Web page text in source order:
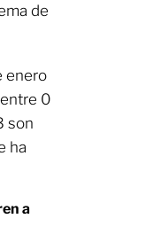
de
enero
0
son
ha
a